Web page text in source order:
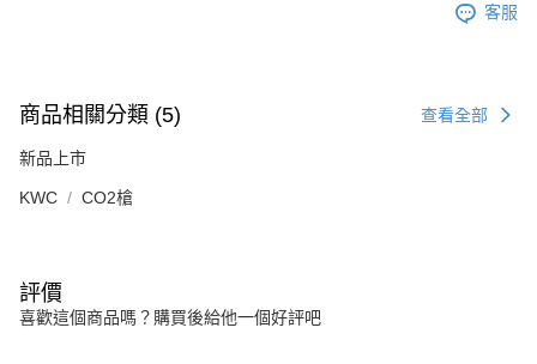
客服
商品相關分類 (5) 查看全部
新品上市
KWC CO2槍
評價
喜歡這個商品嗎？購買後給他一個好評吧